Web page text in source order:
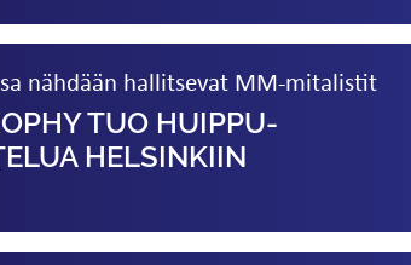
nähdään hallitsevat MM-mitalistit
TUO HUIPPU­
HELSINKIIN